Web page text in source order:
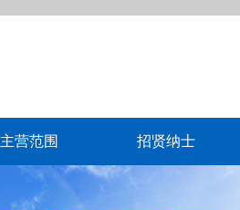
主营范围 招贤纳士